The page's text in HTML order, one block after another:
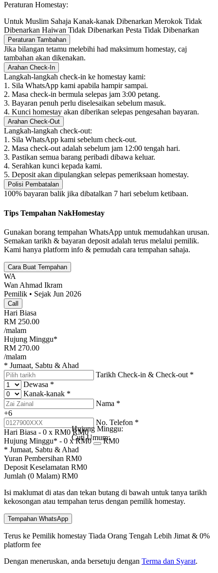
Peraturan Homestay:
Untuk Muslim Sahaja Kanak-kanak Dibenarkan Merokok Tidak
Dibenarkan Haiwan Tidak Dibenarkan Pesta Tidak Dibenarkan
Peraturan Tambahan
Jika bilangan tetamu melebihi had maksimum homestay, caj
tambahan akan dikenakan.
Arahan Check-In
Langkah-langkah check-in ke homestay kami:
1. Sila WhatsApp kami apabila hampir sampai.
2. Masa check-in bermula selepas jam 3:00 petang.
3. Bayaran penuh perlu diselesaikan sebelum masuk.
4. Kunci homestay akan diberikan selepas pengesahan bayaran.
Arahan Check-Out
Langkah-langkah check-out:
1. Sila WhatsApp kami sebelum check-out.
2. Masa check-out adalah sebelum jam 12:00 tengah hari.
3. Pastikan semua barang peribadi dibawa keluar.
4. Serahkan kunci kepada kami.
5. Deposit akan dipulangkan selepas pemeriksaan homestay.
Polisi Pembatalan
100% bayaran balik jika dibatalkan 7 hari sebelum ketibaan.
Tips Tempahan NakHomestay
Gunakan borang tempahan WhatsApp untuk memudahkan urusan.
Semakan tarikh & bayaran deposit adalah terus melalui pemilik.
Kami hanya platform info & pemudah cara tempahan sahaja.
Cara Buat Tempahan
WA
Wan Ahmad Ikram
Pemilik • Sejak Jun 2026
Call
Hari Biasa
RM 250.00
/malam
Hujung Minggu*
RM 270.00
/malam
* Jumaat, Sabtu & Ahad
Tarikh Check-in & Check-out *
Dewasa *
Kanak-kanak *
Nama *
+6
No. Telefon *
Hari Biasa - 0 x RM0 RM0
Hujung Minggu* - 0 x RM0
Hujung Minggu:
Cuti Umum:RM0
* Jumaat, Sabtu & Ahad
Yuran Pembersihan RM0
Deposit Keselamatan RM0
Jumlah (0 Malam) RM0
Isi maklumat di atas dan tekan butang di bawah untuk tanya tarikh
kekosongan atau tempahan terus dengan pemilik homestay.
Tempahan WhatsApp
Terus ke Pemilik homestay Tiada Orang Tengah Lebih Jimat & 0%
platform fee
Dengan meneruskan, anda bersetuju dengan Terma dan Syarat.